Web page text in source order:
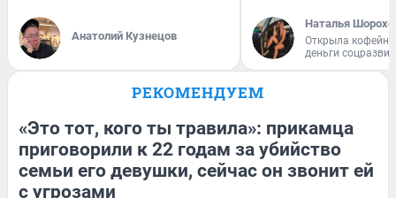
Анатолий Кузнецов
Наталья
Открыла
деньги
РЕКОМЕНДУЕМ
«Это тот, кого ты травила»: прикамца
приговорили к 22 годам за убийство
семьи его девушки, сейчас он звонит ей
с угрозами